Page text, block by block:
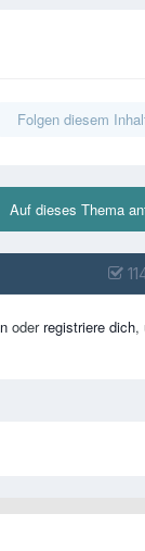
Folgen diesem
Auf dieses Thema
oder registriere dich,